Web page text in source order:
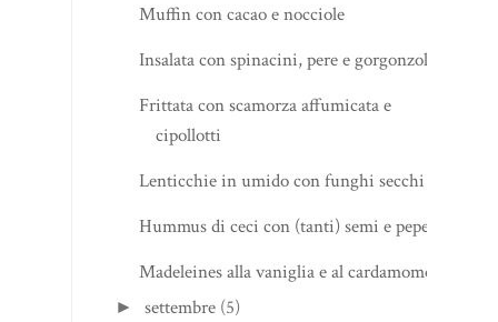
Muffin con cacao e nocciole
Insalata con spinacini, pere e gorgonzola
Frittata con scamorza affumicata e
cipollotti
Lenticchie in umido con funghi secchi
Hummus di ceci con (tanti) semi e pepe
Madeleines alla vaniglia e al cardamomo
►settembre (5)